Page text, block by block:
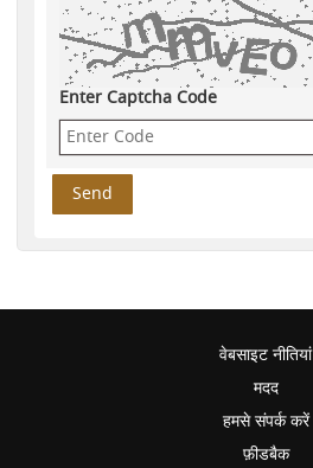
Enter Captcha Code
वेबसाइट नीतियां
मदद
हमसे संपर्क करें
फ़ीडबैक